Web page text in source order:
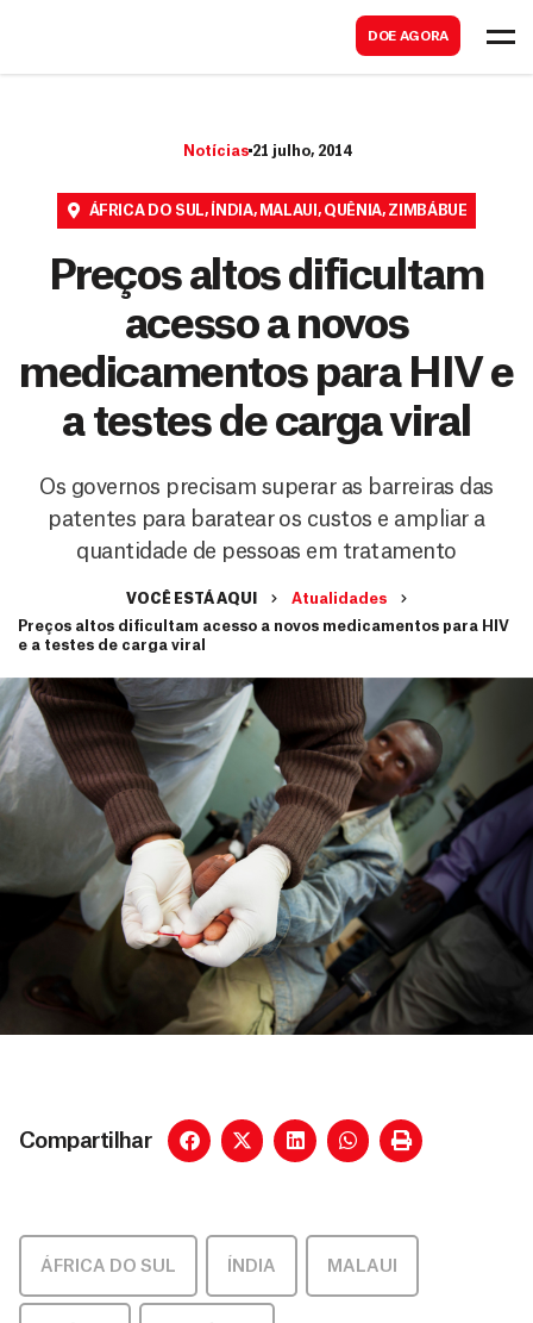
DOE AGORA
r
Notícias 21 julho, 2014
ÁFRICA DO SUL, ÍNDIA, MALAUI , QUÊNIA, ZIMBÁBUE
Preços altos dificultam
acesso a novos
medicamentos para HIV e
a testes de carga viral
Os governos precisam superar as barreiras das
patentes para baratear os custos e ampliar a
quantidade de pessoas em tratamento
VOCÊ ESTÁ AQUI
Atualidades
Preços altos dificultam acesso a novos medicamentos para HIV
e a testes de carga viral
Compartilhar
ÁFRICA DO SUL ÍNDIA MALAUI
a
r